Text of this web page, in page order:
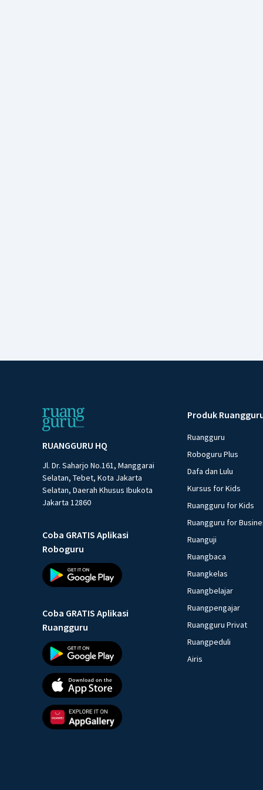
RUANGGURU HQ
Jl. Dr. Saharjo No.161, Manggarai
Selatan, Tebet, Kota Jakarta
Selatan, Daerah Khusus Ibukota
Jakarta 12860
Coba GRATIS Aplikasi
Roboguru
Coba GRATIS Aplikasi
Ruangguru
Produk
Ruangguru
Roboguru Plus
Dafa dan Lulu
Kursus for Kids
Ruangguru for Kids
Ruangguru for
Ruanguji
Ruangbaca
Ruangkelas
Ruangbelajar
Ruangpengajar
Ruangguru Privat
Ruangpeduli
Airis